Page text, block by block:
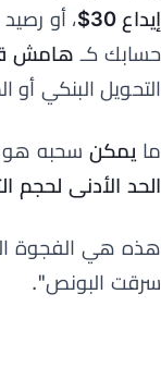
إيداع 30$
، أو رصيد
حسابك كـ هامش
التحويل البنكي أو
ما يمكن سحبه هو
الحد الأدنى لحجم
سرقت البونص".